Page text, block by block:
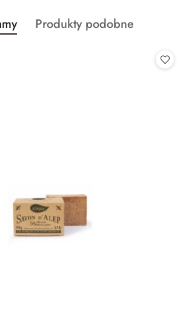
produktów
Produkty
Produkty podobne